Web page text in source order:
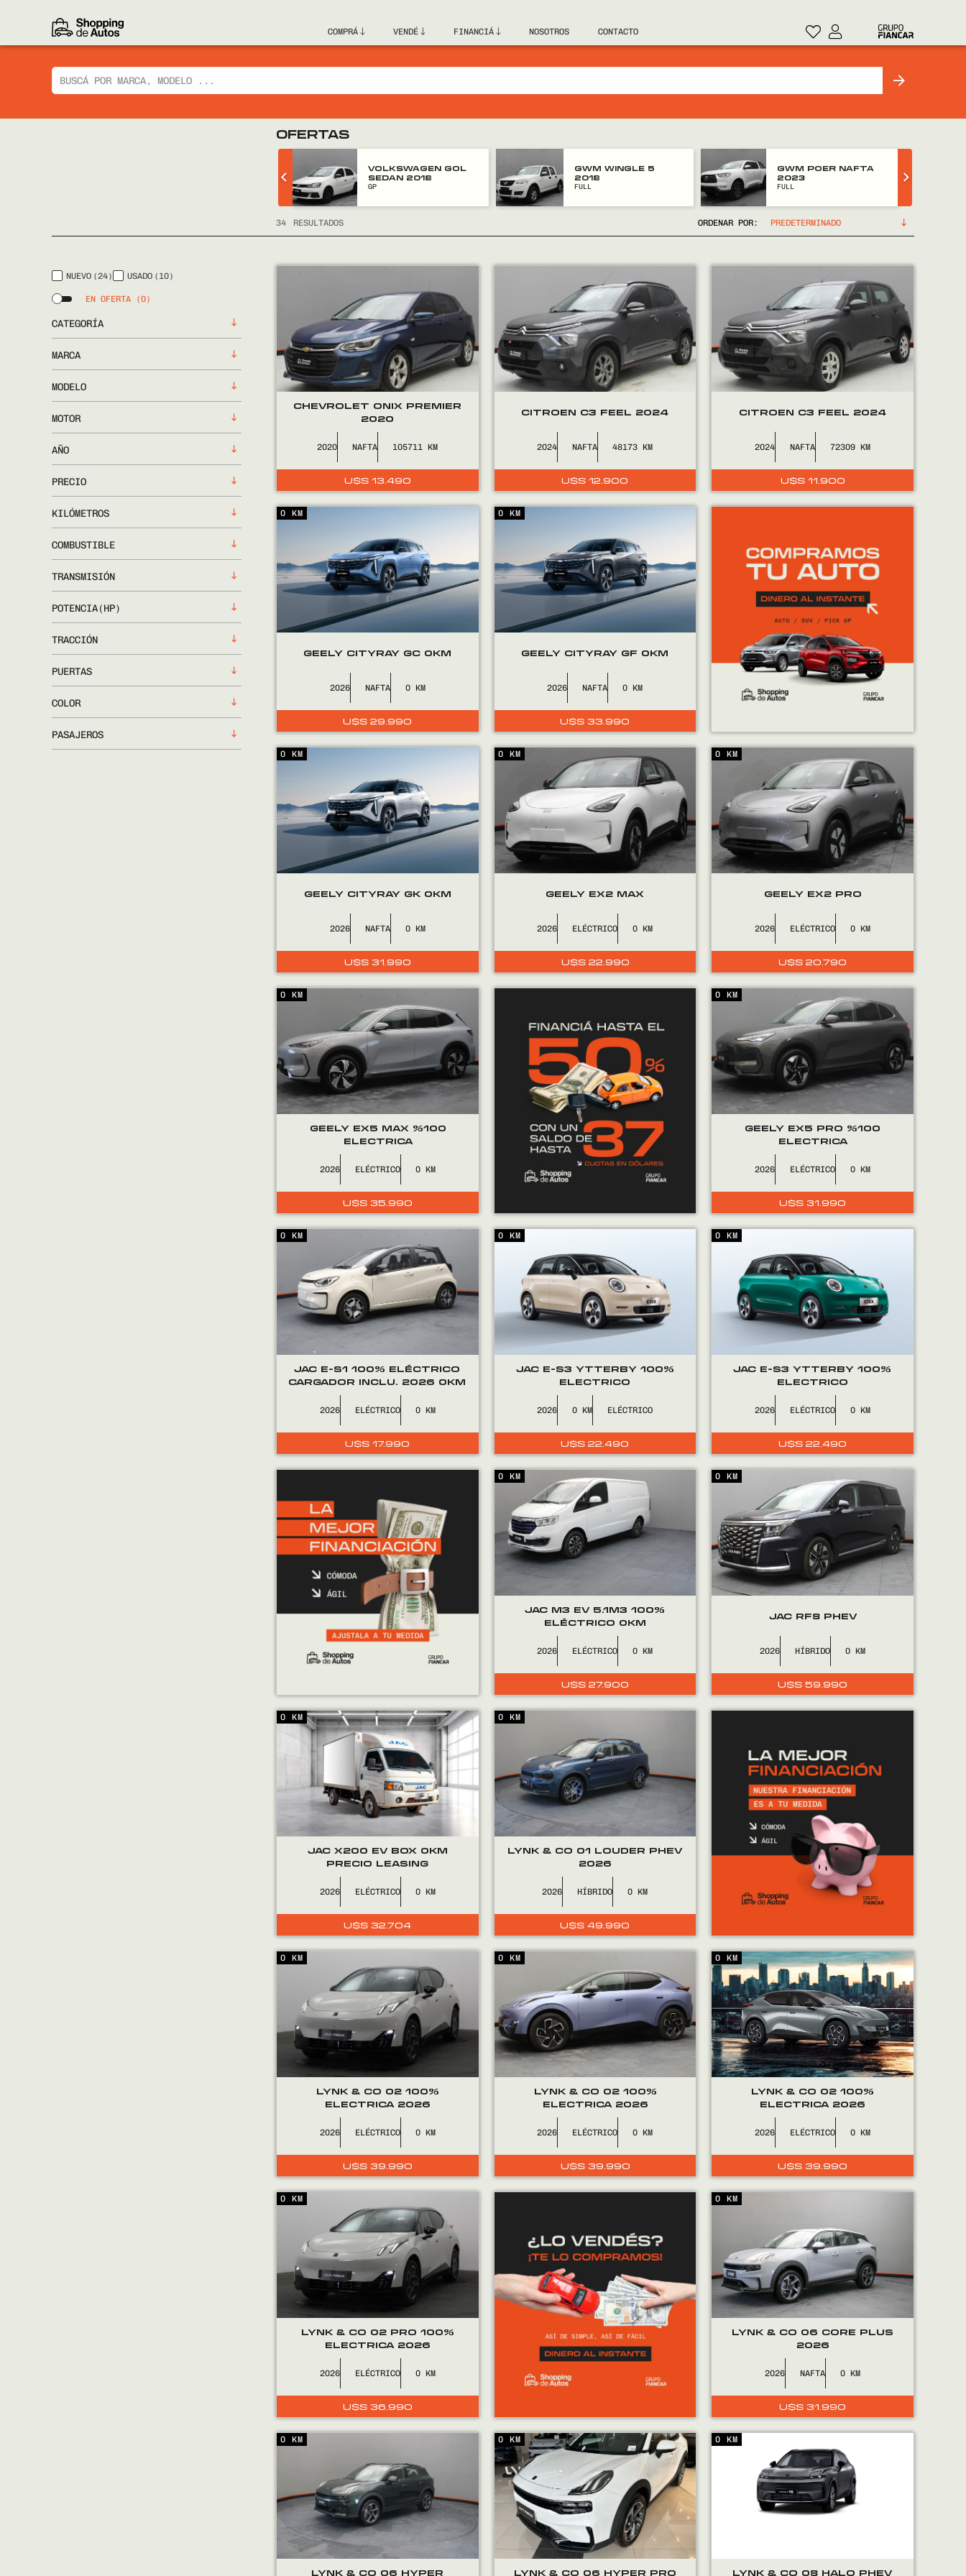
COMPRÁ VENDÉ FINANCIÁ NOSOTROS CONTACTO
OFERTAS
GWM WINGLE 5
2018
FULL
GWM POER NAFTA
2023
FULL
GWM POER NAFTA
2023
TOOL
34 RESULTADOS ORDENAR POR:
NUEVO (24) USADO (10)
EN OFERTA (0)
CATEGORÍA
MARCA
MODELO
MOTOR
AÑO
PRECIO
KILÓMETROS
COMBUSTIBLE
TRANSMISIÓN
POTENCIA(HP)
TRACCIÓN
PUERTAS
COLOR
PASAJEROS
CHEVROLET ONIX PREMIER
2020
2020 NAFTA 105711
U$S 13.490
CITROEN C3 FEEL 2024
2024 NAFTA 48173
U$S12.900
CITROEN C3 FEEL 2024
2024 NAFTA 72309
U$S 11.900
GEELY CITYRAY GC 0KM
2026 NAFTA 0
U$S29.990
0 KM
GEELY CITYRAY GF 0KM
2026 NAFTA 0
U$S 33.990
0 KM
GEELY CITYRAY GK 0KM
2026 NAFTA 0
U$S 31.990
0 KM
GEELY EX2 MAX
2026 ELÉCTRICO 0
U$S 22.990
0 KM
GEELY EX2 PRO
2026 ELÉCTRICO 0
U$S20.790
0 KM
GEELY EX5 MAX %100
ELECTRICA
2026 ELÉCTRICO 0
U$S 35.990
0 KM
GEELY EX5 PRO %100
ELECTRICA
2026 ELÉCTRICO 0
U$S 31.990
0 KM
JAC E-S1 100% ELÉCTRICO
CARGADOR INCLU. 2026 0KM
2026 ELÉCTRICO 0
U$S17.990
0 KM
JAC E-S3 YTTERBY 100%
ELECTRICO
2026 0 ELÉCTRICO
U$S22.490
0 KM
JAC E-S3 YTTERBY 100%
ELECTRICO
2026 ELÉCTRICO 0
U$S22.490
0 KM
JAC M3 EV 5.1M3 100%
ELÉCTRICO 0KM
2026 ELÉCTRICO 0
U$S 27.900
0 KM
JAC RF8 PHEV
2026 HÍBRIDO 0
U$S59.990
0 KM
JAC X200 EV BOX 0KM
PRECIO LEASING
2026 ELÉCTRICO 0
U$S 32.704
0 KM
LYNK & CO 01 LOUDER PHEV
2026
2026 HÍBRIDO 0
U$S49.990
0 KM
LYNK & CO 02 100%
ELECTRICA 2026
2026 ELÉCTRICO 0
U$S 39.990
0 KM
LYNK & CO 02 100%
ELECTRICA 2026
2026 ELÉCTRICO 0
U$S 39.990
0 KM
LYNK & CO 02 100%
ELECTRICA 2026
2026 ELÉCTRICO 0
U$S 39.990
0 KM
LYNK & CO 02 PRO 100%
ELECTRICA 2026
2026 ELÉCTRICO 0
U$S 36.990
0 KM
LYNK & CO 06 CORE PLUS
2026
2026 NAFTA 0
U$S 31.990
0 KM
LYNK & CO 06 HYPER
0 KM
LYNK & CO 06 HYPER PRO
0 KM
LYNK & CO 08 HALO PHEV
0 KM